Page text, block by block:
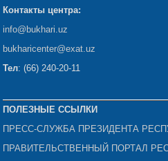
Контакты центра:
info@bukhari.uz
bukharicenter@exat.uz
Тел: (66) 240-20-11
ПОЛЕЗНЫЕ ССЫЛКИ
ПРЕСС-СЛУЖБА ПРЕЗИДЕНТА
ПРАВИТЕЛЬСТВЕННЫЙ ПОРТАЛ